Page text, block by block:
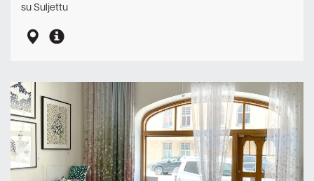
su Suljettu